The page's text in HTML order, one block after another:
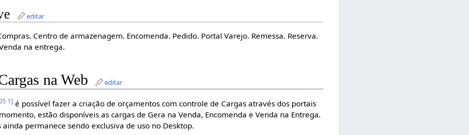
editar
Centro de armazenagem. Encomenda. Pedido. Portal Varejo. Remessa. Reserva.
na entrega.
na Web editar
1] é possível fazer a criação de orçamentos com controle de Cargas através dos portais
estão disponíveis as cargas de Gera na Venda, Encomenda e Venda na Entrega.
ainda permanece sendo exclusiva de uso no Desktop.